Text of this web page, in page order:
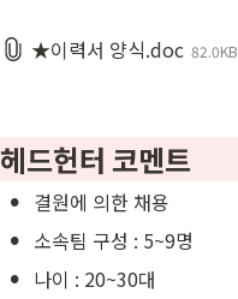
★이력서 양식.doc 82.0KB
헤드헌터 코멘트
• 결원에 의한 채용
• 소속팀 구성 : 5~9명
• 나이 : 20~30대